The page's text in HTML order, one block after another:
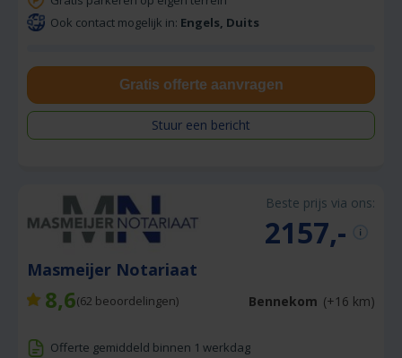
Ook contact mogelijk in: Engels, Duits
Gratis offerte aanvragen
Stuur een bericht
Beste prijs via ons:
2157,-
Masmeijer Notariaat
8,6(62 beoordelingen) Bennekom (+16 km)
Offerte gemiddeld binnen 1 werkdag